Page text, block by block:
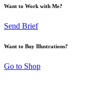
Want to Work with Me?
Send Brief
Want to Buy Illustrations?
Go to Shop